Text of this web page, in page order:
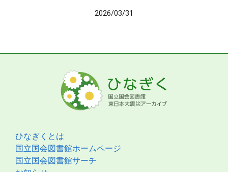
2026/03/31
ひなぎくとは
国立国会図書館ホームページ
国立国会図書館サーチ